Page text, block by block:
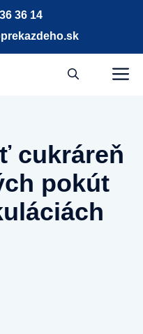
36 14
cukráreň
pokút